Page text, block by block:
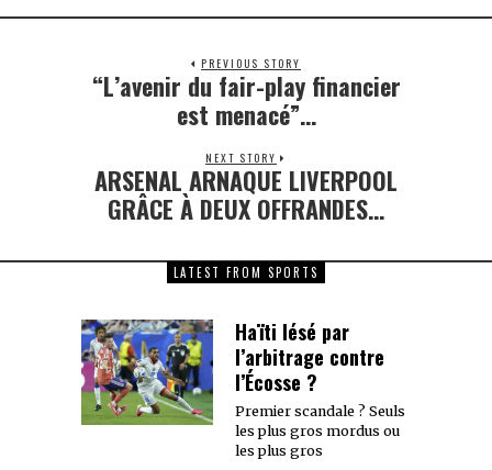
PREVIOUS STORY
Previous
post:
“L’avenir du fair-play financier
est menacé”…
NEXT STORY
Next
post:
ARSENAL ARNAQUE LIVERPOOL
GRÂCE À DEUX OFFRANDES…
LATEST FROM SPORTS
Haïti lésé par
l’arbitrage contre
l’Écosse ?
Premier scandale ? Seuls
les plus gros mordus ou
les plus gros